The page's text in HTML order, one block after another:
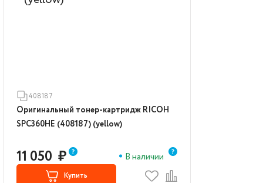
408187
Оригинальный тонер-картридж RICOH
SPC360HE (408187) (yellow)
11 050 ₽ В наличии
Купить